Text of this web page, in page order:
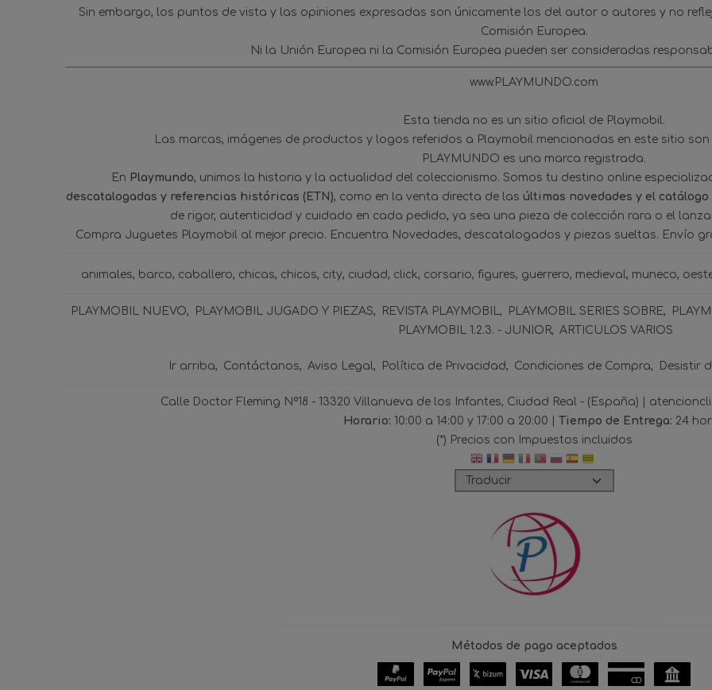
Sin embargo, los puntos de vista y las opiniones expresadas son únicamente los del autor o autores y no
Comisión Europea.
Ni la Unión Europea ni la Comisión Europea pueden ser consideradas
www.PLAYMUNDO.com
Esta tienda no es un sitio oficial de Playmobil.
Las marcas, imágenes de productos y logos referidos a Playmobil mencionadas en este sitio
PLAYMUNDO es una marca registrada.
En Playmundo, unimos la historia y la actualidad del coleccionismo. Somos tu destino online
descatalogadas y referencias históricas (ETN), como en la venta directa de las últimas novedades y el
de rigor, autenticidad y cuidado en cada pedido, ya sea una pieza de colección rara o el
Compra Juguetes Playmobil al mejor precio. Encuentra Novedades, descatalogados y piezas sueltas. Envío
animales barco caballero chicas chicos city ciudad click corsario figures guerrero medieval muneco
PLAYMOBIL NUEVO PLAYMOBIL JUGADO Y PIEZAS REVISTA PLAYMOBIL PLAYMOBIL SERIES SOBRE
PLAYMOBIL 1.2.3. - JUNIOR
ARTICULOS VARIOS
Ir arriba Contáctanos Aviso Legal Política de Privacidad Condiciones de Compra Desistir
Calle Doctor Fleming Nº18 - 13320 Villanueva de los Infantes, Ciudad Real - (España) |
Horario: 10:00 a 14:00 y 17:00 a 20:00 | Tiempo de Entrega: 24
(*) Precios con Impuestos incluidos
Métodos de pago aceptados